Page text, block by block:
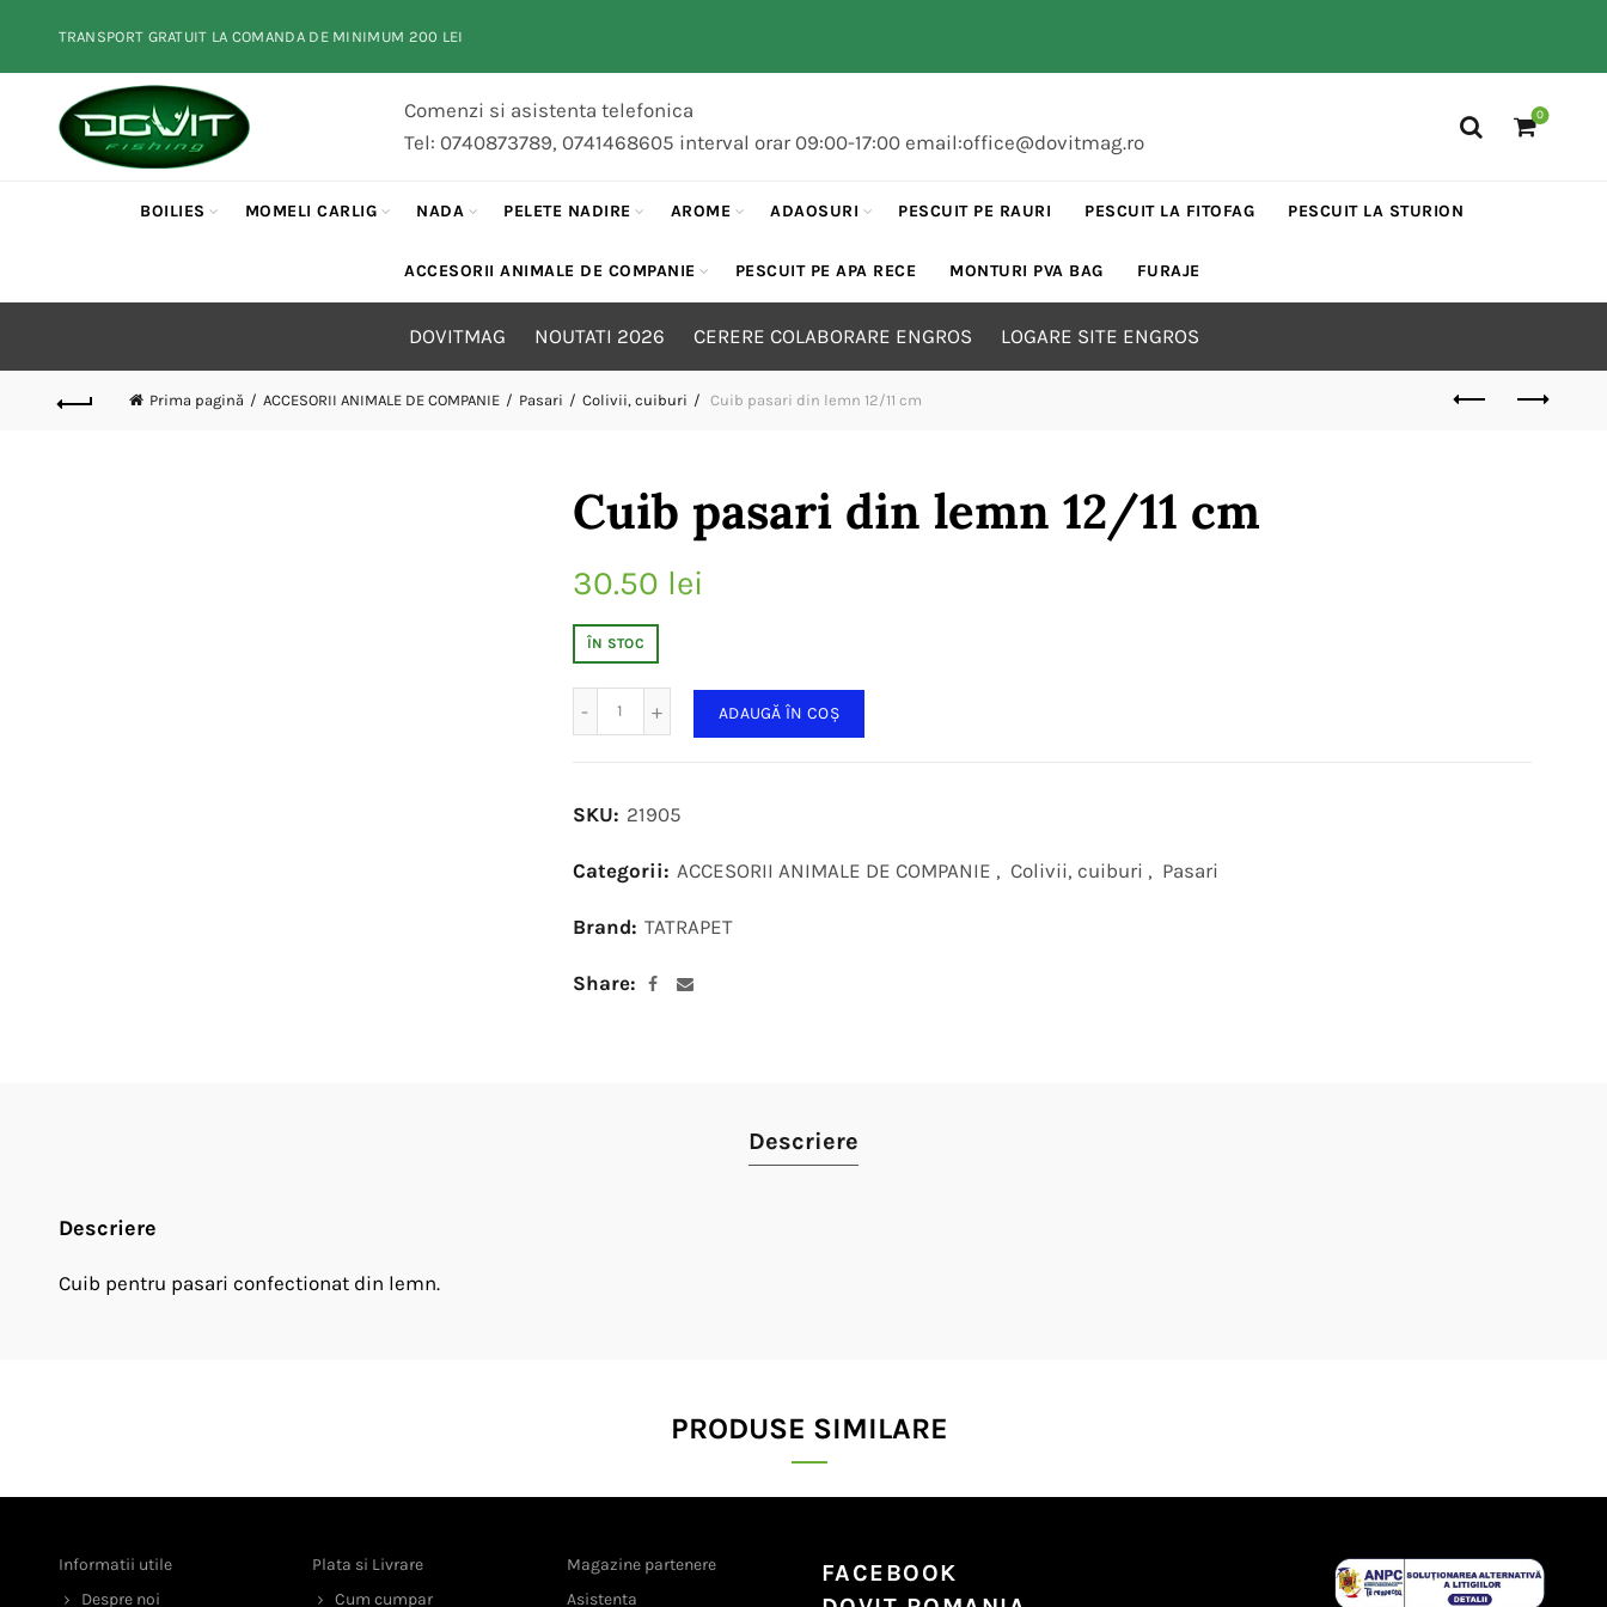
TRANSPORT GRATUIT LA COMANDA DE MINIMUM 200 LEI
Comenzi si asistenta telefonica
Tel: 0740873789, 0741468605 interval orar 09:00-17:00 email:office@dovitmag.ro
0
BOILIES MOMELI CARLIG NADA PELETE NADIRE AROME ADAOSURI PESCUIT PE RAURI PESCUIT LA FITOFAG PESCUIT LA STURION
ACCESORII ANIMALE DE COMPANIE PESCUIT PE APA RECE MONTURI PVA BAG FURAJE
DOVITMAG NOUTATI 2026 CERERE COLABORARE ENGROS LOGARE SITE ENGROS
Prima pagină ACCESORII ANIMALE DE COMPANIE Pasari Colivii, cuiburi Cuib pasari din lemn 12/11 cm
Cuib pasari din lemn 12/11 cm
30.50 lei
ÎN STOC
ADAUGĂ ÎN COȘ
SKU: 21905
Categorii: ACCESORII ANIMALE DE COMPANIE , Colivii, cuiburi , Pasari
Brand: TATRAPET
Share
Descriere
Descriere
Cuib pentru pasari confectionat din lemn.
PRODUSE SIMILARE
Informatii utile
Despre noi
Plata si Livrare
Cum cumpar
Magazine partenere
Asistenta
FACEBOOK